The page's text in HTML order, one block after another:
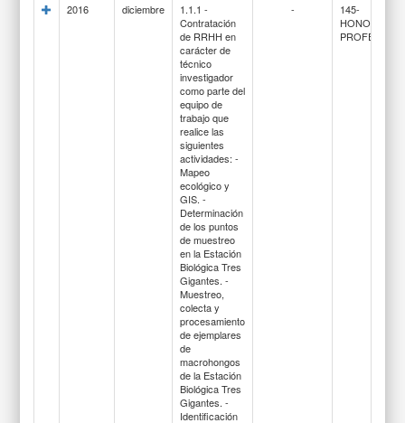
2016 diciembre
1.1.1 -
Contratación
de RRHH en
carácter de
técnico
investigador
como parte del
equipo de
trabajo que
realice las
siguientes
actividades: -
Mapeo
ecológico y
GIS. -
Determinación
de los puntos
de muestreo
en la Estación
Biológica Tres
Gigantes. -
Muestreo,
colecta y
procesamiento
de ejemplares
de
macrohongos
de la Estación
Biológica Tres
Gigantes. -
Identificación
-
145-